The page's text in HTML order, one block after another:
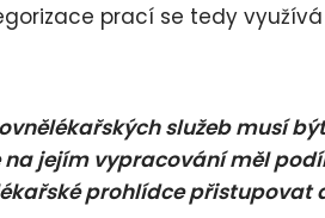
prací se tedy
služeb musí
na jejím vypracování měl
prohlídce přistupovat